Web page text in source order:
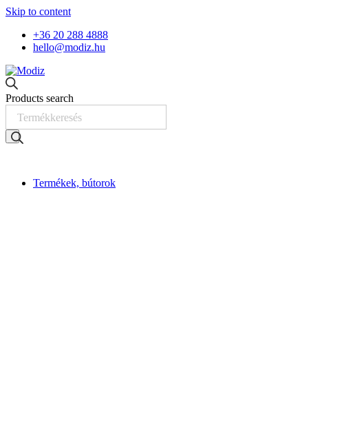
Skip to content
+36 20 288 4888
hello@modiz.hu
Products search
Termékek, bútorok